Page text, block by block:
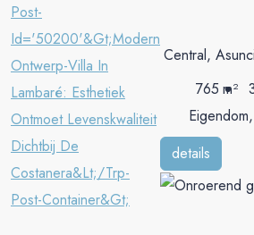
Central,
765 m²
details